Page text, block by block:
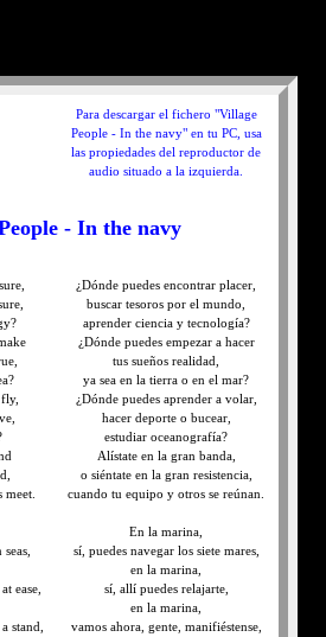
Para descargar el fichero "Village
People - In the navy" en tu PC, usa
las propiedades del reproductor de
audio situado a la izquierda.
- In the navy
ease,
stand,
¿Dónde puedes encontrar placer,
buscar tesoros por el mundo,
aprender ciencia y tecnología?
¿Dónde puedes empezar a hacer
tus sueños realidad,
ya sea en la tierra o en el mar?
¿Dónde puedes aprender a volar,
hacer deporte o bucear,
estudiar oceanografía?
Alístate en la gran banda,
o siéntate en la gran resistencia,
cuando tu equipo y otros se reúnan.
En la marina,
sí, puedes navegar los siete mares,
en la marina,
sí, allí puedes relajarte,
en la marina,
vamos ahora, gente, manifiéstense,